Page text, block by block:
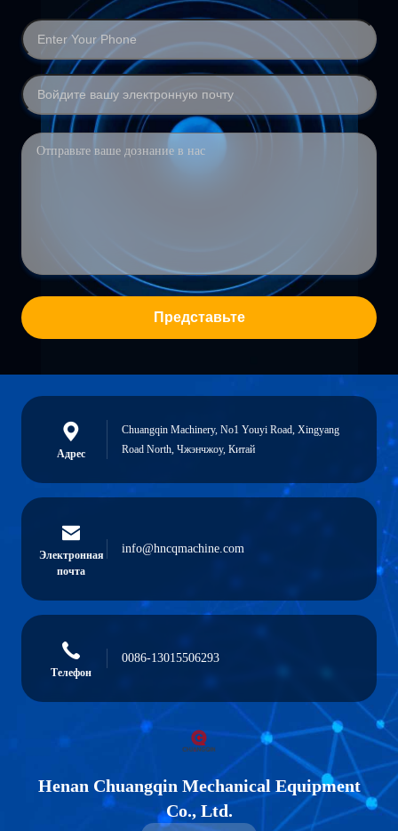
Представьте
Адрес
Chuangqin Machinery, No1 Youyi Road, Xingyang
Road North, Чжэнчжоу, Китай
Электронная
почта
info@hncqmachine.com
Телефон
0086-13015506293
Henan Chuangqin Mechanical Equipment
Co., Ltd.